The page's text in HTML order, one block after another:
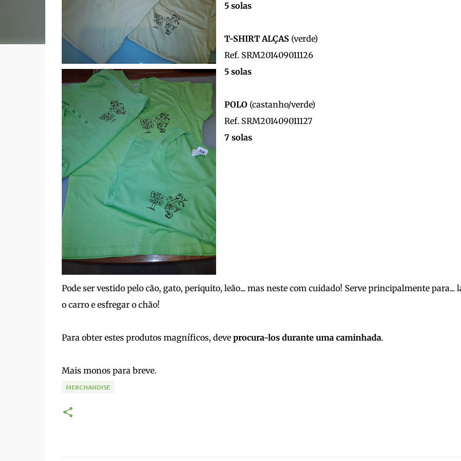
5 solas
T-SHIRT ALÇAS (verde)
Ref. SRM201409011126
5 solas
POLO (castanho/verde)
Ref. SRM201409011127
7 solas
Pode ser vestido pelo cão, gato, periquito, leão... mas neste com cuidado! Serve principalmente para...
o carro e esfregar o chão!
Para obter estes produtos magníficos, deve procura-los durante uma caminhada.
Mais monos para breve.
MERCHANDISE